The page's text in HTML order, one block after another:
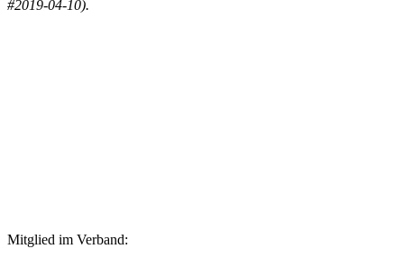
#2019-04-10).
Mitglied im Verband: